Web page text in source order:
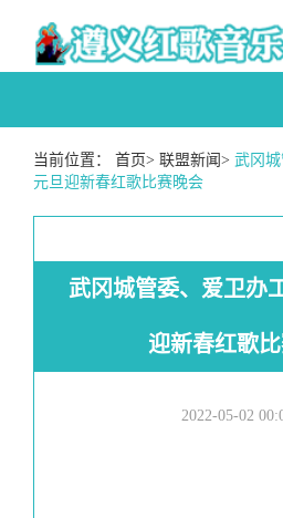
当前位置： 首页> 联盟新闻 > 武冈
元旦迎新春红歌比赛晚会
武冈城管委、爱卫办
迎新春红歌
2022-05-02